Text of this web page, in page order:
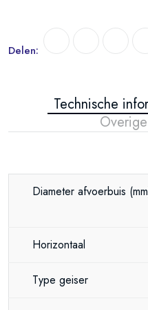
verschillende omgevingen.
Delen:
Technische
Diameter afvoerbuis
Horizontaal
Type geiser